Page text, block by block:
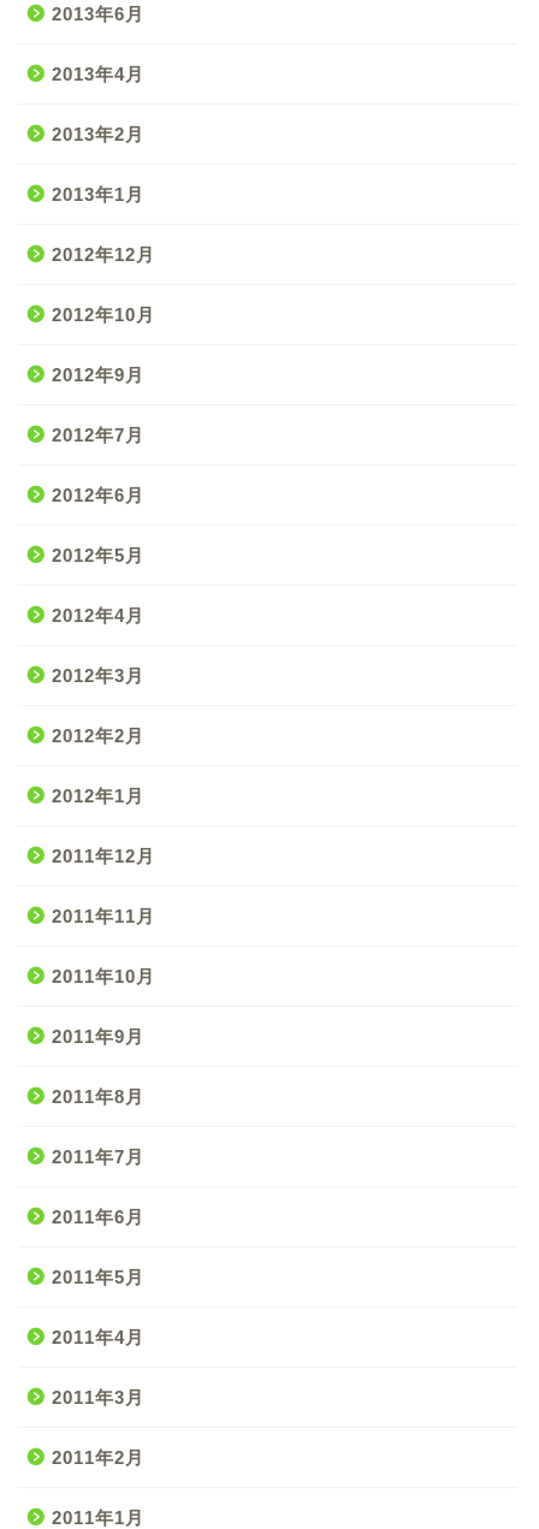
2013年6月
2013年4月
2013年2月
2013年1月
2012年12月
2012年10月
2012年9月
2012年7月
2012年6月
2012年5月
2012年4月
2012年3月
2012年2月
2012年1月
2011年12月
2011年11月
2011年10月
2011年9月
2011年8月
2011年7月
2011年6月
2011年5月
2011年4月
2011年3月
2011年2月
2011年1月